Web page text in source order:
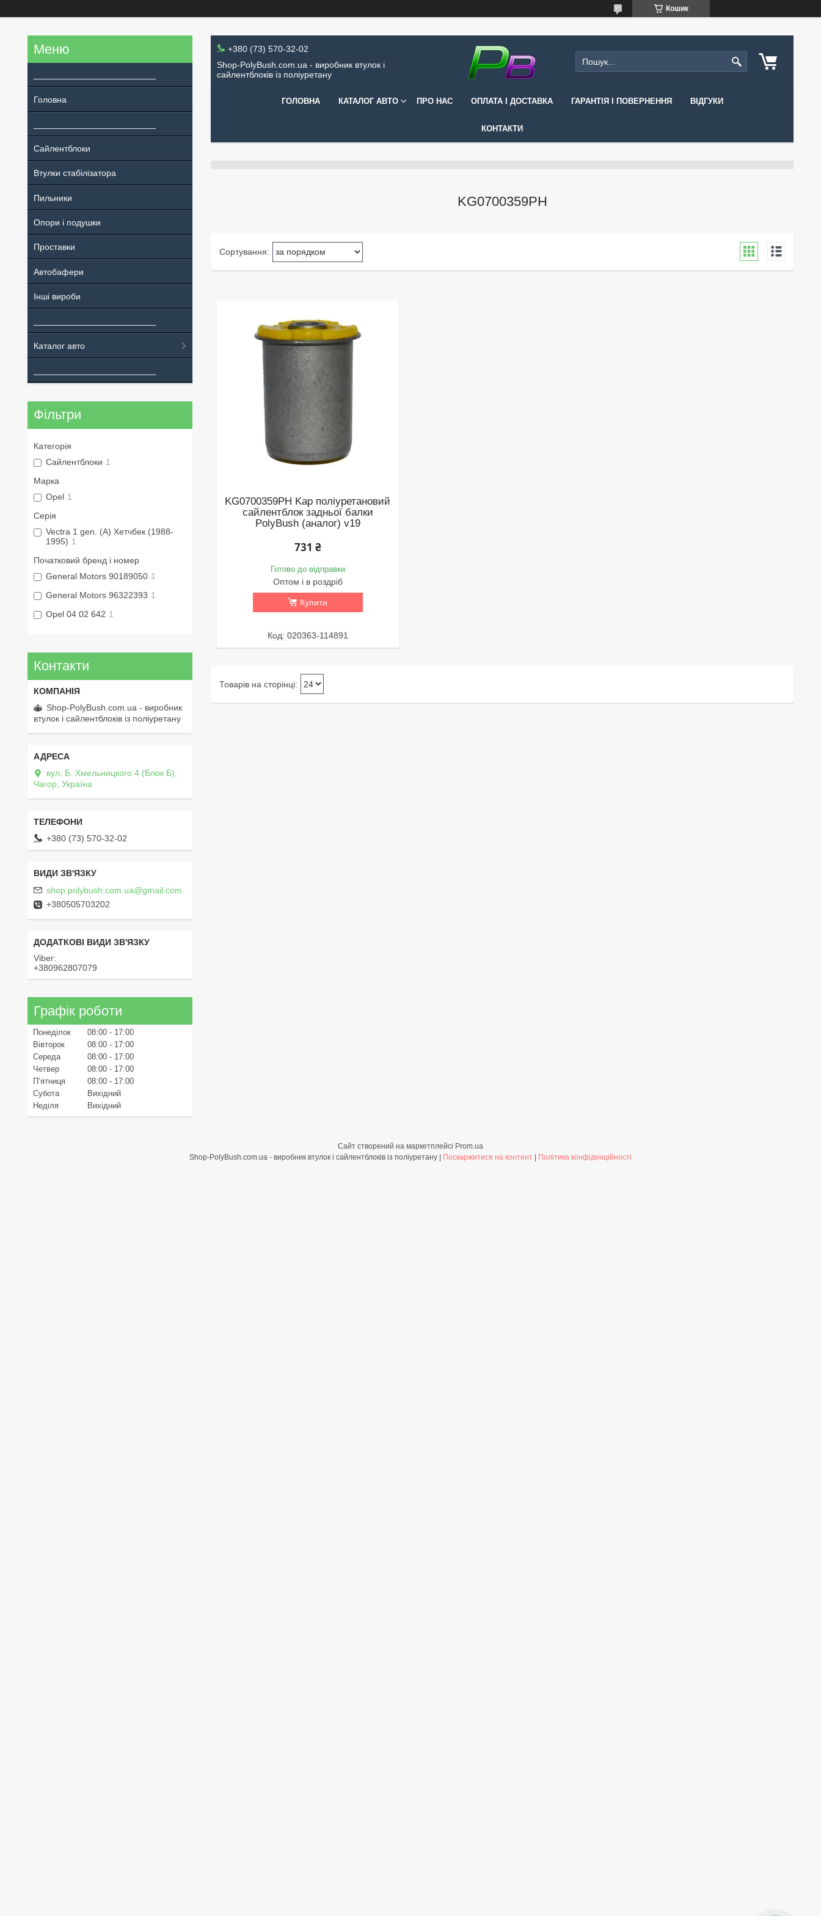
Кошик
+380 (73) 570-32-02
Shop-PolyBush.com.ua - виробник втулок і
сайлентблоків із поліуретану
ГОЛОВНА КАТАЛОГ АВТО ПРО НАС ОПЛАТА І ДОСТАВКА ГАРАНТІЯ І ПОВЕРНЕННЯ ВІДГУКИ
КОНТАКТИ
KG0700359PH
KG0700359PH Kap поліуретановий
сайлентблок задньої балки
PolyBush (аналог) v19
731 ₴
Готово до відправки
Оптом і в роздріб
Купити
020363-114891
Головна
Сайлентблоки
Втулки стабілізатора
Пильники
Опори і подушки
Проставки
Автобафери
Інші вироби
Каталог авто
Фільтри
Категорія
Сайлентблоки 1
Марка
Opel 1
Серія
Vectra 1 gen. (A) Хетчбек (1988-
1995) 1
Початковий бренд і номер
General Motors 90189050 1
General Motors 96322393 1
Opel 04 02 642 1
Контакти
Shop-PolyBush.com.ua - виробник
втулок і сайлентблоків із поліуретану
вул. Б. Хмельницкого 4 (Блок Б),
Чагор, Україна
+380 (73) 570-32-02
shop.polybush.com.ua@gmail.com
+380505703202
Viber
+380962807079
Графік роботи
Понеділок 08:00
17:00
Вівторок
08:00
17:00
Середа
08:00
17:00
Четвер
08:00
17:00
Пʼятниця
08:00
17:00
Субота
Вихідний
Неділя
Вихідний
Сайт створений на маркетплейсі Prom.ua
Поскаржитися на контент Політика конфіденційності